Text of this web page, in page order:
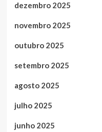
dezembro 2025
novembro 2025
outubro 2025
setembro 2025
agosto 2025
julho 2025
junho 2025